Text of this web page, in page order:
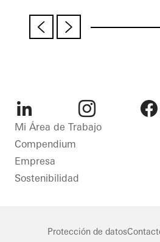
LinkedIn Instagram
Mi Área de Trabajo
Compendium
Empresa
Sostenibilidad
Protección de datos